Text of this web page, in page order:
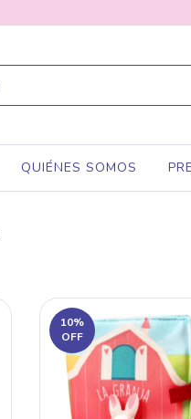
QUIÉNES SOMOS
10%
OFF